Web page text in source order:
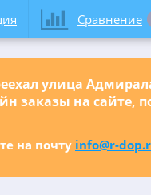
улица
заказы на сайте,
на почту info@r-
Сравнение